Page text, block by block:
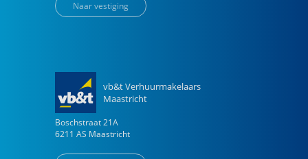
Naar vestiging
vb&t Verhuurmakelaars
Maastricht
Boschstraat 21A
6211 AS Maastricht